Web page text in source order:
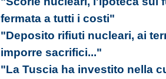
fermata a tutti i costi"
"Deposito rifiuti nucleari, ai
imporre sacrifici..."
"La Tuscia ha investito nella